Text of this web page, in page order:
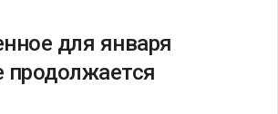
для января
продолжается